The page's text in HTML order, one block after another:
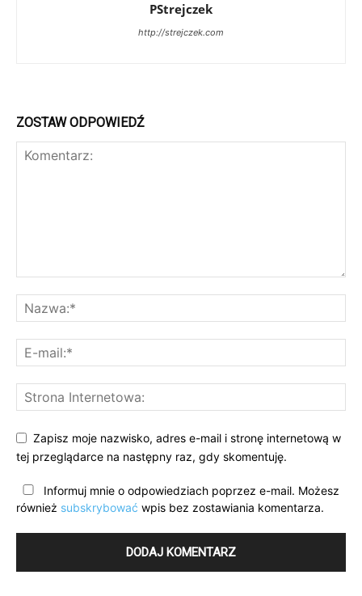
PStrejczek
http://strejczek.com
ZOSTAW ODPOWIEDŹ
Zapisz moje nazwisko, adres e-mail i stronę internetową w
tej przeglądarce na następny raz, gdy skomentuję.
Informuj mnie o odpowiedziach poprzez e-mail. Możesz
również subskrybować wpis bez zostawiania komentarza.